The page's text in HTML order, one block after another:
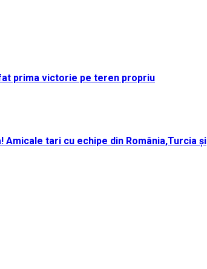
prima victorie pe teren propriu
tari cu echipe din România,Turcia și